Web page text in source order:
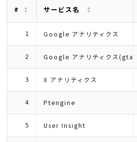
# サービス名
1 Google アナリティクス
2 Google アナリティクス(gtag)
3 X アナリティクス
4 Ptengine
5 User Insight